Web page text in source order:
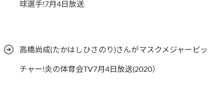
球選手!7月4日放送
高橋尚成(たかはしひさのり)さんがマスクメジャーピッ
チャー!炎の体育会TV7月4日放送(2020）